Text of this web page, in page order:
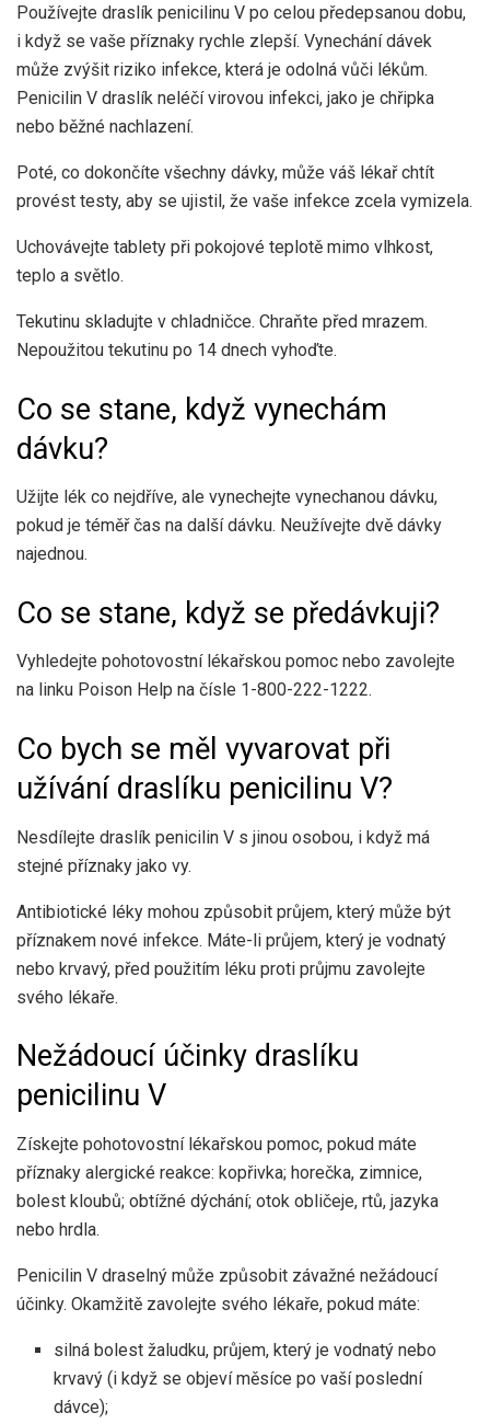
Používejte draslík penicilinu V po celou předepsanou dobu,
i když se vaše příznaky rychle zlepší. Vynechání dávek
může zvýšit riziko infekce, která je odolná vůči lékům.
Penicilin V draslík neléčí virovou infekci, jako je chřipka
nebo běžné nachlazení.
Poté, co dokončíte všechny dávky, může váš lékař chtít
provést testy, aby se ujistil, že vaše infekce zcela vymizela.
Uchovávejte tablety při pokojové teplotě mimo vlhkost,
teplo a světlo.
Tekutinu skladujte v chladničce. Chraňte před mrazem.
Nepoužitou tekutinu po 14 dnech vyhoďte.
Co se stane, když vynechám
dávku?
Užijte lék co ​​nejdříve, ale vynechejte vynechanou dávku,
pokud je téměř čas na další dávku. Neužívejte dvě dávky
najednou.
Co se stane, když se předávkuji?
Vyhledejte pohotovostní lékařskou pomoc nebo zavolejte
na linku Poison Help na čísle 1-800-222-1222.
Co bych se měl vyvarovat při
užívání draslíku penicilinu V?
Nesdílejte draslík penicilin V s jinou osobou, i když má
stejné příznaky jako vy.
Antibiotické léky mohou způsobit průjem, který může být
příznakem nové infekce. Máte-li průjem, který je vodnatý
nebo krvavý, před použitím léku proti průjmu zavolejte
svého lékaře.
Nežádoucí účinky draslíku
penicilinu V
Získejte pohotovostní lékařskou pomoc, pokud máte
příznaky alergické reakce: kopřivka; horečka, zimnice,
bolest kloubů; obtížné dýchání; otok obličeje, rtů, jazyka
nebo hrdla.
Penicilin V draselný může způsobit závažné nežádoucí
účinky. Okamžitě zavolejte svého lékaře, pokud máte:
silná bolest žaludku, průjem, který je vodnatý nebo
krvavý (i když se objeví měsíce po vaší poslední
dávce);